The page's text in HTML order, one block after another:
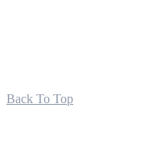
Back To Top